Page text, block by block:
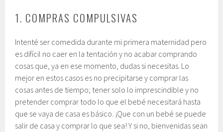
1. COMPRAS COMPULSIVAS
Intenté ser comedida durante mi primera maternidad pero
es difícil no caer en la tentación y no acabar comprando
cosas que, ya en ese momento, dudas si necesitas. Lo
mejor en estos casos es no precipitarse y comprar las
cosas antes de tiempo; tener solo lo imprescindible y no
pretender comprar todo lo que el bebé necesitará hasta
que se vaya de casa es básico. ¡Que con un bebé se puede
salir de casa y comprar lo que sea! Y si no, bienvenidas sean